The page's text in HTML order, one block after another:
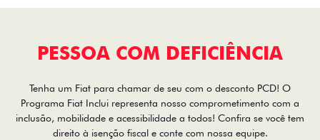
PESSOA COM DEFICIÊNCIA
Tenha um Fiat para chamar de seu com o desconto PCD! O
Programa Fiat Inclui representa nosso comprometimento com a
inclusão, mobilidade e acessibilidade a todos! Confira se você tem
direito à isenção fiscal e conte com nossa equipe.